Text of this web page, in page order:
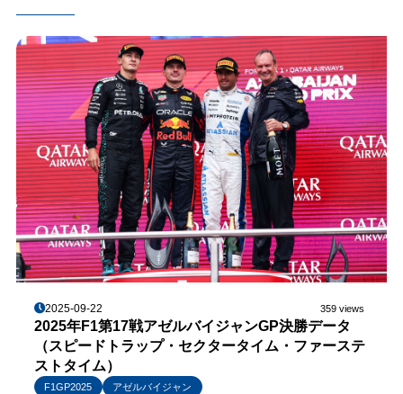
2025-09-22 359 views
2025年F1第17戦アゼルバイジャンGP決勝データ
（スピードトラップ・セクタータイム・ファーステ
ストタイム）
F1GP2025
アゼルバイジャン